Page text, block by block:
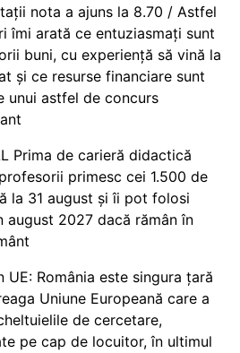
nota a ajuns la 8.70 / Astfel
îmi arată ce entuziasmați sunt
buni, cu experiență să vină la
și ce resurse financiare sunt
unui astfel de concurs
Prima de carieră didactică
primesc cei 1.500 de
la 31 august și îi pot folosi
august 2027 dacă rămân în
UE: România este singura țară
Uniune Europeană care a
de cercetare,
pe cap de locuitor, în ultimul